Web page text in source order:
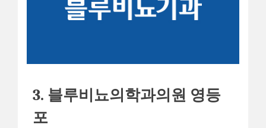
3. 블루비뇨의학과의원 영등
포